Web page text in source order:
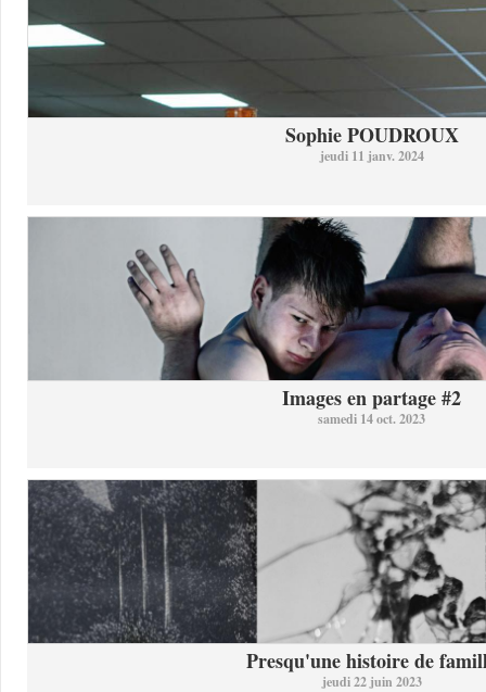
Sophie POUDROUX
jeudi 11 janv. 2024
Images en partage #2
samedi 14 oct. 2023
Presqu'une histoire de
jeudi 22 juin 2023